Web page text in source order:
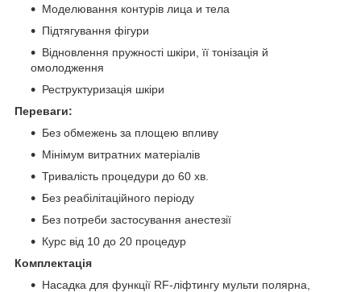
Моделювання контурів лица и тела
Підтягування фігури
Відновлення пружності шкіри, її тонізація й
омолодження
Реструктуризація шкіри
Переваги:
Без обмежень за площею впливу
Мінімум витратних матеріалів
Тривалість процедури до 60 хв.
Без реабілітаційного періоду
Без потреби застосування анестезії
Курс від 10 до 20 процедур
Комплектація
Насадка для функції RF-ліфтингу мульти полярна,